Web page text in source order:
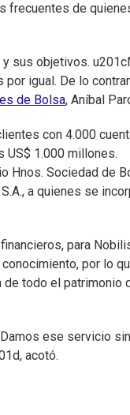
frecuentes de
sus objetivos.
igual. De lo
de Bolsa, Aníbal
con 4.000
US$ 1.000 millones.
Hnos. Sociedad de
a quienes se
para
por lo
todo el patrimonio
ese servicio sin
acotó.